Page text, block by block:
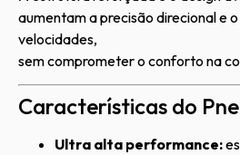
aumentam a precisão direcional e
velocidades,
sem comprometer o conforto na
Características do
Ultra alta performance: